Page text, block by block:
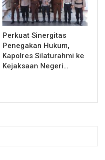
Perkuat Sinergitas
Penegakan Hukum,
Kapolres Silaturahmi ke
Kejaksaan Negeri…